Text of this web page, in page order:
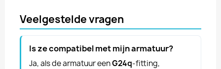
Veelgestelde vragen
Is ze compatibel met mijn armatuur?
Ja, als de armatuur eenG24q-fitting,